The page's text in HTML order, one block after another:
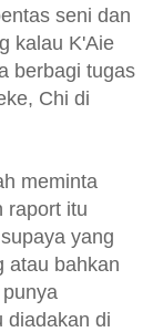
seni dan
kalau K'Aie
berbagi tugas
Chi di
meminta
raport itu
yang
atau bahkan
diadakan di